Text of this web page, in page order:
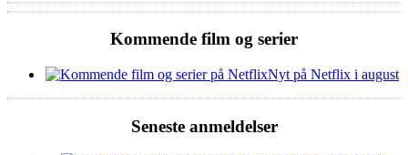
Kommende film og serier
Nyt på Netflix i august
Seneste anmeldelser